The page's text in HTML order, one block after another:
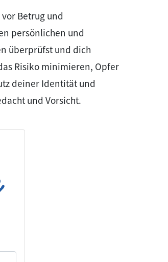
Betrug und
persönlichen und
überprüfst und dich
Risiko minimieren, Opfer
deiner Identität und
und Vorsicht.